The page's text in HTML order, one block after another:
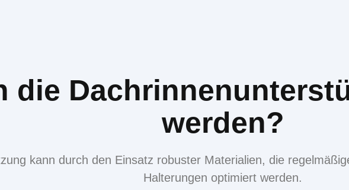
die
werden?
kann durch den Einsatz robuster Materialien, die
Halterungen optimiert werden.